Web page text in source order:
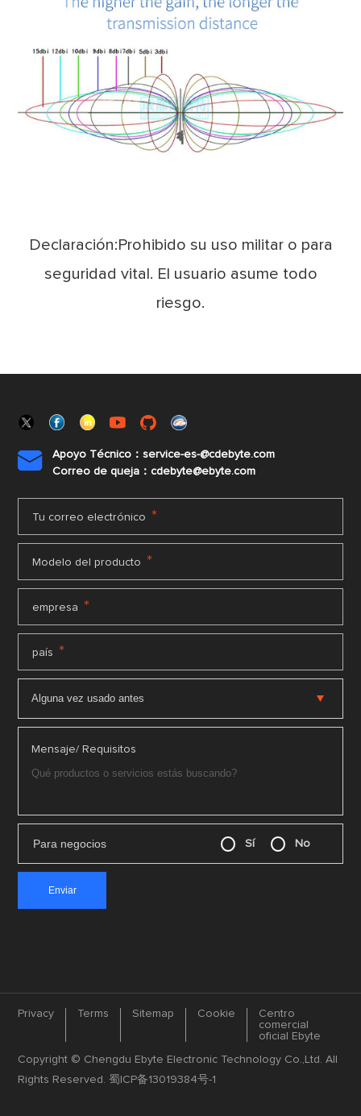
Declaración:Prohibido su uso militar o para
seguridad vital. El usuario asume todo
riesgo.

Apoyo Técnico：service-es-@cdebyte.com
Correo de queja：cdebyte@ebyte.com
Tu correo electrónico *
Modelo del producto *
empresa *
país *
Mensaje/ Requisitos
Para negocios Sí No
Privacy Terms Sitemap Cookie
Centro
comercial
oficial Ebyte
Copyright © Chengdu Ebyte Electronic Technology Co.,Ltd. All
Rights Reserved.蜀ICP备13019384号-1